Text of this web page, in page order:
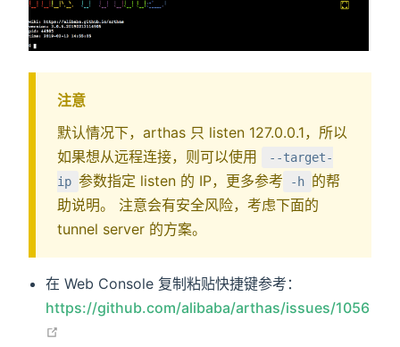
注意
默认情况下，arthas 只 listen 127.0.0.1，所以
如果想从远程连接，则可以使用
--target-
ip 参数指定 listen 的 IP，更多参考 -h 的帮
助说明。 注意会有安全风险，考虑下面的
tunnel server 的方案。
在 Web Console 复制粘贴快捷键参考：
https://github.com/alibaba/arthas/issues/1056